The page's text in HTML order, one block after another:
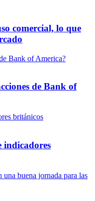
comercial, lo que
Bank of America?
de Bank of
británicos
indicadores
buena jornada para las